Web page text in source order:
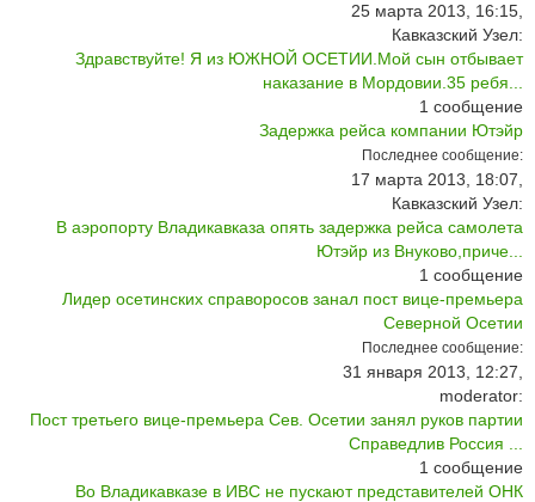
25 марта 2013, 16:15,
Кавказский Узел:
Здравствуйте! Я из ЮЖНОЙ ОСЕТИИ.Мой сын отбывает
наказание в Мордовии.35 ребя...
1 сообщение
Задержка рейса компании Ютэйр
Последнее сообщение:
17 марта 2013, 18:07,
Кавказский Узел:
В аэропорту Владикавказа опять задержка рейса самолета
Ютэйр из Внуково,приче...
1 сообщение
Лидер осетинских справоросов занал пост вице-премьера
Северной Осетии
Последнее сообщение:
31 января 2013, 12:27,
moderator:
Пост третьего вице-премьера Сев. Осетии занял руков партии
Справедлив Россия ...
1 сообщение
Во Владикавказе в ИВС не пускают представителей ОНК